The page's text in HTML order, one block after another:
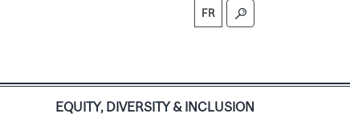
FR
EQUITY, DIVERSITY & INCLUSION